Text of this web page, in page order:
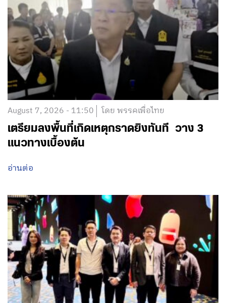
August 7, 2026 - 11:50 โดย พรรคเพื่อไทย
เตรียมลงพื้นที่เกิดเหตุกราดยิงทันที วาง 3
แนวทางเบื้องต้น
อ่านต่อ